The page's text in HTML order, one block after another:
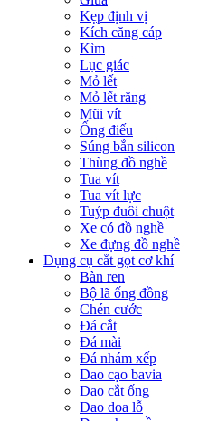
Kẹp định vị
Kích căng cáp
Kìm
Lục giác
Mỏ lết
Mỏ lết răng
Mũi vít
Ống điếu
Súng bắn silicon
Thùng đồ nghề
Tua vít
Tua vít lực
Tuýp đuôi chuột
Xe có đồ nghề
Xe đựng đồ nghề
Dụng cụ cắt gọt cơ khí
Bàn ren
Bộ lã ống đồng
Chén cước
Đá cắt
Đá mài
Đá nhám xếp
Dao cạo bavia
Dao cắt ống
Dao doa lỗ